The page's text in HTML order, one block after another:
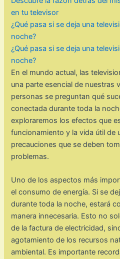
en tu televisor
¿Qué pasa si se deja una
noche?
¿Qué pasa si se deja una
noche?
En el mundo actual, las
una parte esencial de nuestras
personas se preguntan qué
conectada durante toda la
exploraremos los efectos que
funcionamiento y la vida útil de
precauciones que se deben
problemas.
Uno de los aspectos más
el consumo de energía. Si se
durante toda la noche, estará
manera innecesaria. Esto no
de la factura de electricidad,
agotamiento de los recursos
ambiental. Es importante